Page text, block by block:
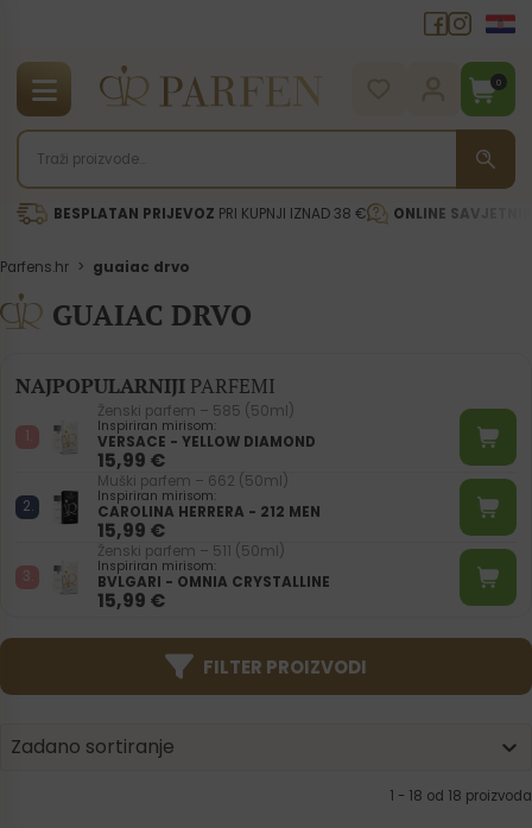
0
BESPLATAN PRIJEVOZ PRI KUPNJI IZNAD 38 € ONLINE
Parfens.hr > guaiac drvo
GUAIAC DRVO
NAJPOPULARNIJIPARFEMI
Ženski parfem – 585 (50ml)
Inspiriran mirisom:
VERSACE - YELLOW DIAMOND
15,99 €
Muški parfem – 662 (50ml)
Inspiriran mirisom:
CAROLINA HERRERA - 212 MEN
15,99 €
Ženski parfem – 511 (50ml)
Inspiriran mirisom:
BVLGARI - OMNIA CRYSTALLINE
15,99 €
FILTER PROIZVODI
Product | Sorting
Sort content
Zadano sortiranje
Sort content
1 - 18 od 18 proizvoda